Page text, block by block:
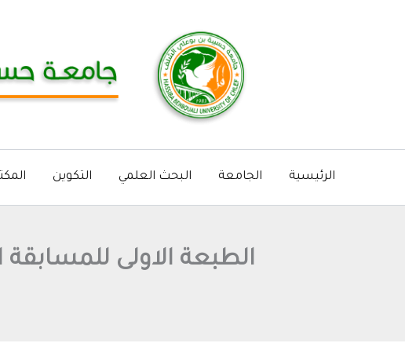
الرئيسية الجامعة البحث العلمي التكوين
الطبعة الاولى للمسابقة